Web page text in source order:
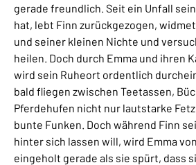
gerade freundlich. Seit ein Unfall
hat, lebt Finn zurückgezogen,
und seiner kleinen Nichte und
heilen. Doch durch Emma und ihren
wird sein Ruheort ordentlich
bald fliegen zwischen Teetassen,
Pferdehufen nicht nur lautstarke
bunte Funken. Doch während Finn
hinter sich lassen will, wird Emma
eingeholt gerade als sie spürt, dass